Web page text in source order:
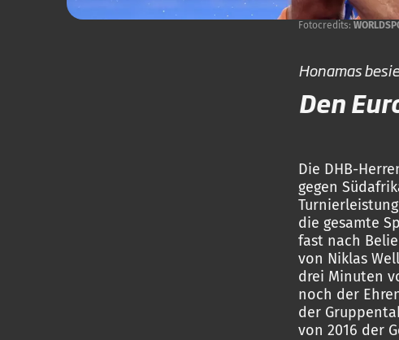
Fotocredits:
Honamas
Den
Die DHB-
gegen
die gesamte
fast nach
von Niklas
drei Minuten
noch der
der
von 2016 der